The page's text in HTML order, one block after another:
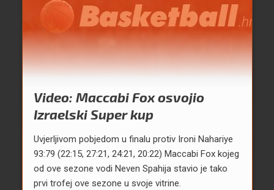
Video: Maccabi Fox osvojio
Izraelski Super kup
Uvjerljivom pobjedom u finalu protiv Ironi Nahariye
93:79 (22:15, 27:21, 24:21, 20:22) Maccabi Fox kojeg
od ove sezone vodi Neven Spahija stavio je tako
prvi trofej ove sezone u svoje vitrine.